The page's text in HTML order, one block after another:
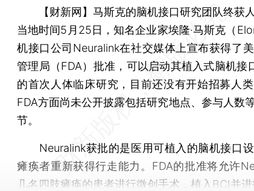
【财新网】 马斯克的脑机接口研究团队终获
当地时间5月25日，知名企业家埃隆·马斯克（
机接口公司Neuralink在社交媒体上宣布获得了
管理局（FDA）批准，可以启动其植入式脑机接
的首次人体临床研究，目前还没有开始招募人
FDA方面尚未公开披露包括研究地点、参与人数
节。
Neuralink获批的是医用可植入的脑机接口设
瘫痪者重新获得行走能力。FDA的批准将允许
几名四肢瘫痪的患者进行微创手术，植入BCI并进